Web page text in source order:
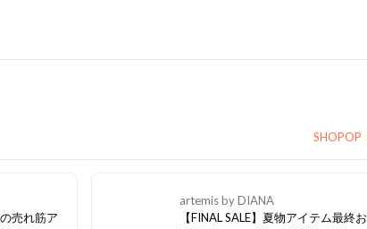
SHOPOP
売れ筋ア
artemis by DIANA
【FINAL SALE】夏物アイテム最終お